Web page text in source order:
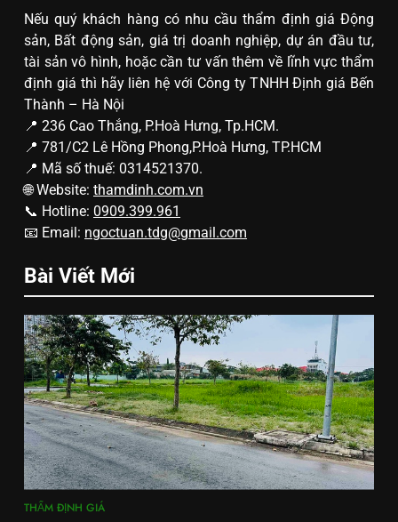
Nếu quý khách hàng có nhu cầu thẩm định giá Động
sản, Bất động sản, giá trị doanh nghiệp, dự án đầu tư,
tài sản vô hình, hoặc cần tư vấn thêm về lĩnh vực thẩm
định giá thì hãy liên hệ với Công ty TNHH Định giá Bến
Thành – Hà Nội
📍 236 Cao Thắng, P.Hoà Hưng, Tp.HCM.
📍 781/C2 Lê Hồng Phong,P.Hoà Hưng, TP.HCM
📍 Mã số thuế: 0314521370.
🌐 Website: thamdinh.com.vn
📞 Hotline: 0909.399.961
📧 Email: ngoctuan.tdg@gmail.com
Bài Viết Mới
THẨM ĐỊNH GIÁ